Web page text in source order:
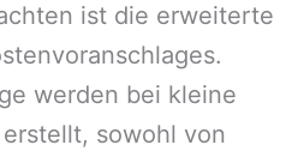
ist die erweiterte
werden bei kleine
sowohl von